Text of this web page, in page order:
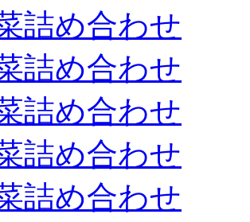
詰め合わせ
詰め合わせ
詰め合わせ
詰め合わせ
詰め合わせ